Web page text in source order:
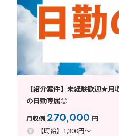
【紹介案件】未経験歓迎★月
の日勤専属◎
月収例270,000 円
【時給】1,300円～